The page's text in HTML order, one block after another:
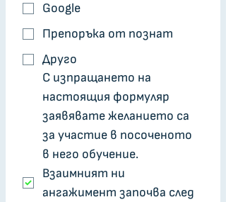
Google
Препоръка от познат
Друго
С изпращането на
настоящия формуляр
заявявате желанието са
за участие в посоченото
в него обучение.
Взаимният ни
ангажимент започва след